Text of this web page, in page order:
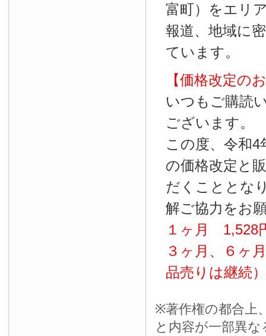
富町）をエリ
報道、地域に
ています。
【価格改定の
いつもご購読
ございます。
この度、令和4
の価格改定と
だくこととな
解ご協力をお
１ヶ月 1,528
３ヶ月、６ヶ
品売りは継続）
※著作権の都合上
と内容が一部異な